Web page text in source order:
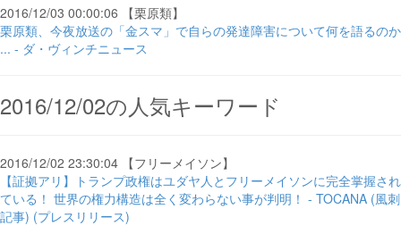
2016/12/03 00:00:06 【栗原類】
栗原類、今夜放送の「金スマ」で自らの発達障害について何を語るのか
... - ダ・ヴィンチニュース
2016/12/02の人気キーワード
2016/12/02 23:30:04 【フリーメイソン】
【証拠アリ】トランプ政権はユダヤ人とフリーメイソンに完全掌握され
ている！ 世界の権力構造は全く変わらない事が判明！ - TOCANA (風刺
記事) (プレスリリース)